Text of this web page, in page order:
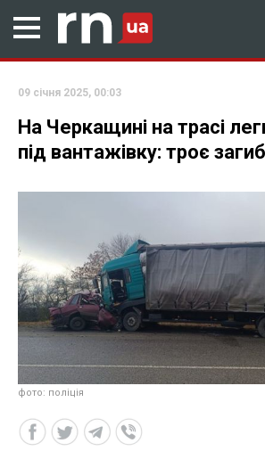
09 січня 2025, 00:03
На Черкащині на трасі
під вантажівку: троє
фото: поліція